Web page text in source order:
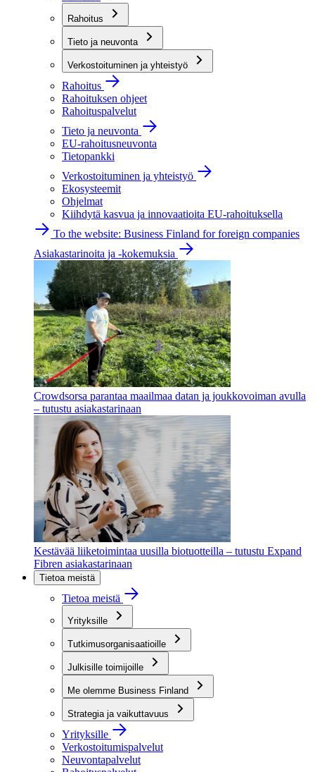
Rahoitus
Tieto ja neuvonta
Verkostoituminen ja yhteistyö
Rahoitus
Rahoituksen ohjeet
Rahoituspalvelut
Tieto ja neuvonta
EU-rahoitusneuvonta
Tietopankki
Verkostoituminen ja yhteistyö
Ekosysteemit
Ohjelmat
Kiihdytä kasvua ja innovaatioita EU-rahoituksella
To the website: Business Finland for foreign companies
Asiakastarinoita ja -kokemuksia
Crowdsorsa parantaa maailmaa datan ja joukkovoiman avulla
– tutustu asiakastarinaan
Kestävää liiketoimintaa uusilla biotuotteilla – tutustu Expand
Fibren asiakastarinaan
Tietoa meistä
Tietoa meistä
Yrityksille
Tutkimusorganisaatioille
Julkisille toimijoille
Me olemme Business Finland
Strategia ja vaikuttavuus
Yrityksille
Verkostoitumispalvelut
Neuvontapalvelut